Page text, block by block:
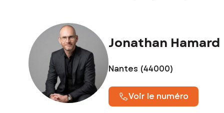
Jonathan Hamard
Nantes (44000)
Voir le numéro